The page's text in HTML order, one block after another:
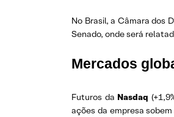
No Brasil, a Câmara dos
Senado, onde será
Mercados
Futuros da Nasdaq
ações da empresa sobem